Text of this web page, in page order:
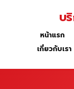
หน้าแรก
บ
หน้าแรก
เกี่ยวกับเรา